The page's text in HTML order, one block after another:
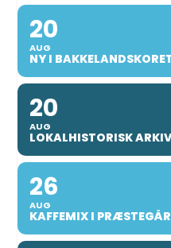
20
AUG
NY I
20
AUG
LOKALHISTORISK
26
AUG
KAFFEMIX I